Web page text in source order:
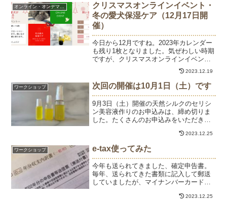
オンライン・オンデマンド
クリスマスオンラインイベント・
冬の愛犬保湿ケア（12月17日開
催）
今日から12月ですね。2023年カレンダー
も残り1枚となりました。気ぜわしい時期
ですが、クリスマスオンラインイベント
開催のお知らせです。乾燥が気になる季
節、愛犬のためのナチュラルスキンケア
アイテムを手作りします。わんちゃんだ
けでなく、飼い主...
2023.12.19
ワークショップ 次回の開催は10月1日（土）です
9月3日（土）開催の天然シルクのセリシ
ン美容液作りのお申込みは、締め切りま
した。たくさんのお申込みをいただきあ
月1日（土）です。お申込み受付開始して
います。よろしくお願いいたします。
2023.12.25
ワークショップ e-tax使ってみた
今年も送られてきました、確定申告書。
毎年、送られてきた書類に記入して郵送
していましたが、マイナンバーカードも
に。パソコンやスマホからできて送信で
2023.12.25